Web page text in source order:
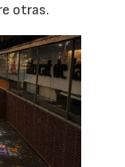
otras.